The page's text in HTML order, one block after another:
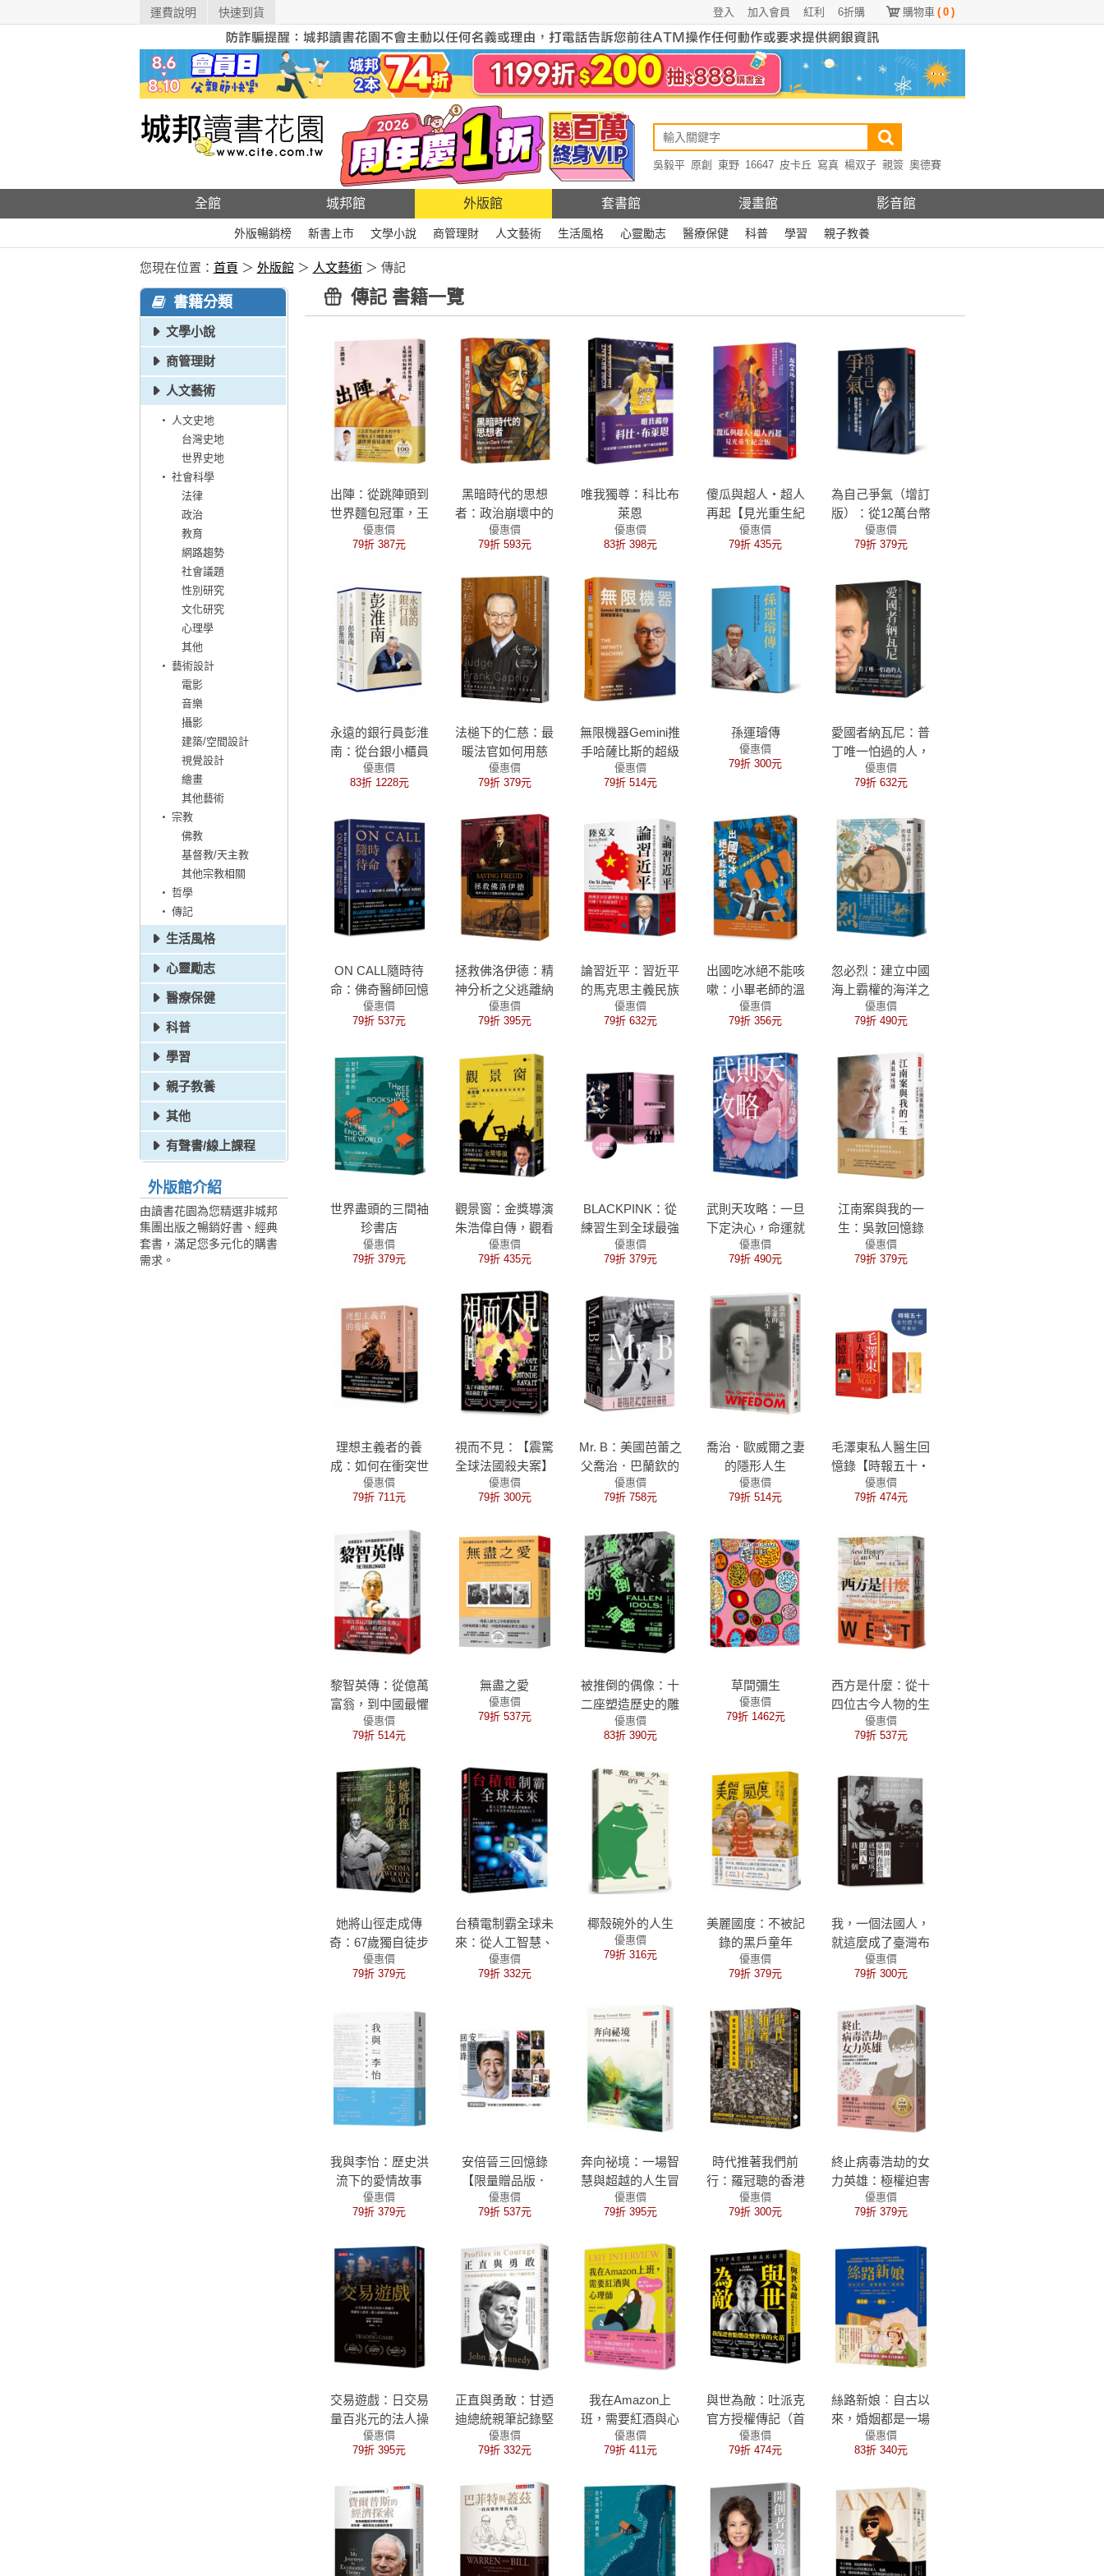
運費說明 快速到貨 購物車 ( 0 )
6折購
紅利
加入會員
登入
吳毅平 原創 東野 16647 皮卡丘 寫真 楊双子 親簽 奧德賽
全館 城邦館 外版館 套書館 漫畫館 影音館
外版暢銷榜 新書上市 文學小說 商管理財 人文藝術 生活風格 心靈勵志 醫療保健 科普 學習 親子教養
您現在位置： 首頁 ＞ 外版館＞ 人文藝術＞ 傳記
書籍分類
文學小說
商管理財
人文藝術
人文史地
台灣史地
世界史地
社會科學
法律
政治
教育
網路趨勢
社會議題
性別研究
文化研究
心理學
其他
藝術設計
電影
音樂
攝影
建築/空間設計
視覺設計
繪畫
其他藝術
宗教
佛教
基督教/天主教
其他宗教相關
哲學
傳記
生活風格
心靈勵志
醫療保健
科普
學習
親子教養
其他
有聲書/線上課程
外版館介紹
由讀書花園為您精選非城邦
集團出版之暢銷好書、經典
套書，滿足您多元化的購書
需求。
傳記 書籍一覽
出陣：從跳陣頭到
世界麵包冠軍，王
鵬傑的翻轉之路
優惠價
79折 387元
黑暗時代的思想
者：政治崩壞中的
公共世界與人物素
描
優惠價
79折 593元
唯我獨尊：科比布
萊恩
優惠價
83折 398元
傻瓜與超人‧超人
再起【見光重生紀
念版】：34個超越
自我，用生命影響
優惠價
79折 435元
為自己爭氣（增訂
版）：從12萬台幣
僑生夢，到上櫃股
王，群聯電子的創
優惠價
79折 379元
永遠的銀行員彭淮
南：從台銀小櫃員
到二十年央行總裁
的傳奇人生
優惠價
83折 1228元
法槌下的仁慈：最
暖法官如何用慈
悲、尊重與理解扭
轉人生
優惠價
79折 379元
無限機器Gemini推
手哈薩比斯的超級
智慧長征
優惠價
79折 514元
孫運璿傳
優惠價
79折 300元
愛國者納瓦尼：普
丁唯一怕過的人，
留給世界的武器
優惠價
79折 632元
ON CALL隨時待
命：佛奇醫師回憶
錄，一段改變美國
與世界公共醫療的
優惠價
79折 537元
拯救佛洛伊德：精
神分析之父逃離納
粹迫害的最終旅程
優惠價
79折 395元
論習近平：習近平
的馬克思主義民族
主義如何形塑中國
與世界？【澳洲前
優惠價
79折 632元
出國吃冰絕不能咳
嗽：小畢老師的溫
柔與反骨
優惠價
79折 356元
忽必烈：建立中國
海上霸權的海洋之
皇
優惠價
79折 490元
世界盡頭的三間袖
珍書店
優惠價
79折 379元
觀景窗：金獎導演
朱浩偉自傳，觀看
與被觀看的回憶錄
優惠價
79折 435元
BLACKPINK：從
練習生到全球最強
女團，看Jisoo、
Jennie、Ros?、
界，創造K-pop傳
奇！
優惠價
79折 379元
武則天攻略：一旦
下定決心，命運就
在掌心！
優惠價
79折 490元
江南案與我的一
生：吳敦回憶錄
優惠價
79折 379元
理想主義者的養
成：如何在衝突世
界下，推動人道干
預的精神
優惠價
79折 711元
視而不見：【震驚
全球法國殺夫案】
瓦蕾麗．巴科毀滅
重生的堅韌自白
優惠價
79折 300元
Mr. B：美國芭蕾之
父喬治．巴蘭欽的
二十世紀
優惠價
79折 758元
喬治．歐威爾之妻
的隱形人生
優惠價
79折 514元
毛澤東私人醫生回
憶錄【時報五十‧
金句透卡組限量
版】
優惠價
79折 474元
黎智英傳：從億萬
富翁，到中國最懼
怕的批評者
優惠價
79折 514元
無盡之愛
優惠價
79折 537元
被推倒的偶像：十
二座塑造歷史的雕
像
優惠價
83折 390元
草間彌生
優惠價
79折 1462元
西方是什麼：從十
四位古今人物的生
命故事，顛覆你對
西方世界如何形成
優惠價
79折 537元
她將山徑走成傳
奇：67歲獨自徒步
146天，首位完成
阿帕拉契步道縱走
優惠價
79折 379元
台積電制霸全球未
來：從人工智慧、
機器人到電動車，
未來十年全世界仍
優惠價
79折 332元
椰殼碗外的人生
優惠價
79折 316元
美麗國度：不被記
錄的黑戶童年
優惠價
79折 379元
我，一個法國人，
就這麼成了臺灣布
袋戲偶師
優惠價
79折 300元
我與李怡：歷史洪
流下的愛情故事
優惠價
79折 379元
安倍晉三回憶錄
【限量贈品版．
「安倍晉三紀念影
像展限量明信片」
優惠價
79折 537元
奔向祕境：一場智
慧與超越的人生冒
險
優惠價
79折 395元
時代推著我們前
行：羅冠聰的香港
備忘錄
優惠價
79折 300元
終止病毒浩劫的女
力英雄：極權迫害
的勞工之女，到拯
救數億人的醫學教
科的掙扎與榮耀
優惠價
79折 379元
交易遊戲：日交易
量百兆元的法人操
盤手，揭露富人愈
富、窮人愈窮的失
優惠價
79折 395元
正直與勇敢：甘迺
迪總統親筆記錄堅
持信念、當仁不讓
的故事
優惠價
79折 332元
我在Amazon上
班，需要紅酒與心
理師：贏了面子卻
輸了靈魂的12年
優惠價
79折 411元
與世為敵：吐派克
官方授權傳記（首
刷限量附贈金句書
籤）
優惠價
79折 474元
絲路新娘︰自古以
來，婚姻都是一場
冒險【《崩壞國
文》暢銷七年後力
優惠價
83折 340元